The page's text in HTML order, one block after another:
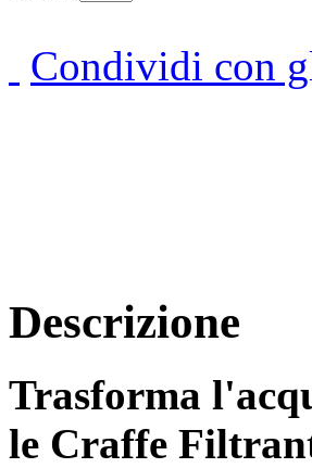
Condividi con
Descrizione
Trasforma
le Craffe